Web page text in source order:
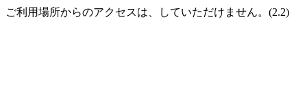
ご利用場所からのアクセスは、していただけません。(2.2)